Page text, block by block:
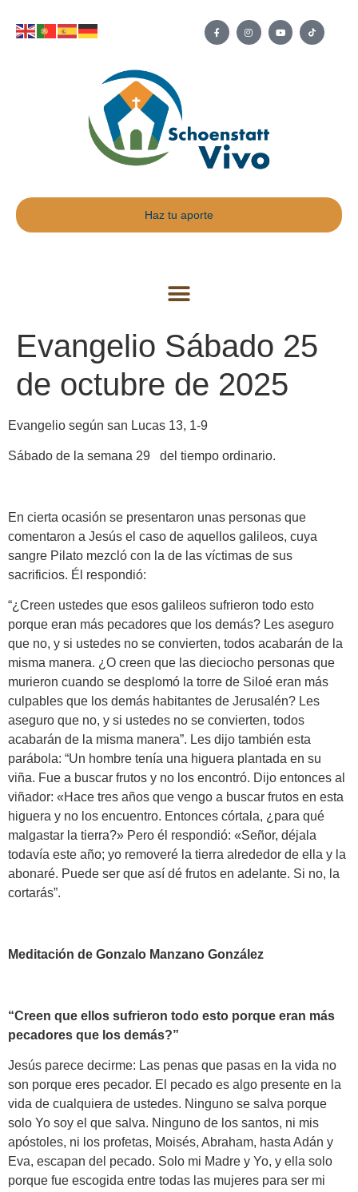
Haz tu aporte
Evangelio Sábado 25
de octubre de 2025
Evangelio según san Lucas 13, 1-9
Sábado de la semana 29 del tiempo ordinario.
En cierta ocasión se presentaron unas personas que
comentaron a Jesús el caso de aquellos galileos, cuya
sangre Pilato mezcló con la de las víctimas de sus
sacrificios. Él respondió:
“¿Creen ustedes que esos galileos sufrieron todo esto
porque eran más pecadores que los demás? Les aseguro
que no, y si ustedes no se convierten, todos acabarán de la
misma manera. ¿O creen que las dieciocho personas que
murieron cuando se desplomó la torre de Siloé eran más
culpables que los demás habitantes de Jerusalén? Les
aseguro que no, y si ustedes no se convierten, todos
acabarán de la misma manera”. Les dijo también esta
parábola: “Un hombre tenía una higuera plantada en su
viña. Fue a buscar frutos y no los encontró. Dijo entonces al
viñador: «Hace tres años que vengo a buscar frutos en esta
higuera y no los encuentro. Entonces córtala, ¿para qué
malgastar la tierra?» Pero él respondió: «Señor, déjala
todavía este año; yo removeré la tierra alrededor de ella y la
abonaré. Puede ser que así dé frutos en adelante. Si no, la
cortarás”.
Meditación de Gonzalo Manzano González
“Creen que ellos sufrieron todo esto porque eran más
pecadores que los demás?”
Jesús parece decirme: Las penas que pasas en la vida no
son porque eres pecador. El pecado es algo presente en la
vida de cualquiera de ustedes. Ninguno se salva porque
solo Yo soy el que salva. Ninguno de los santos, ni mis
apóstoles, ni los profetas, Moisés, Abraham, hasta Adán y
Eva, escapan del pecado. Solo mi Madre y Yo, y ella solo
porque fue escogida entre todas las mujeres para ser mi